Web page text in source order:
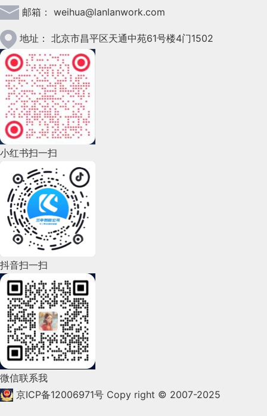
2023年2月(90)
2023年1月(78)
2022年12月(45)
2022年11月(69)
2022年10月(51)
2022年9月(135)
2022年8月(60)
2022年7月(111)
2022年6月(162)
2022年5月(143)
2022年4月(86)
2022年3月(119)
2022年2月(53)
2022年1月(99)
2021年12月(105)
邮箱： weihua@lanlanwork.com
地址： 北京市昌平区天通中苑61号楼4门1502
小红书扫一扫
抖音扫一扫
微信联系我
京ICP备12006971号 Copy right © 2007-2025